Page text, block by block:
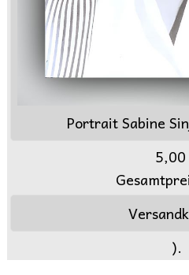
Portrait Sabine
).